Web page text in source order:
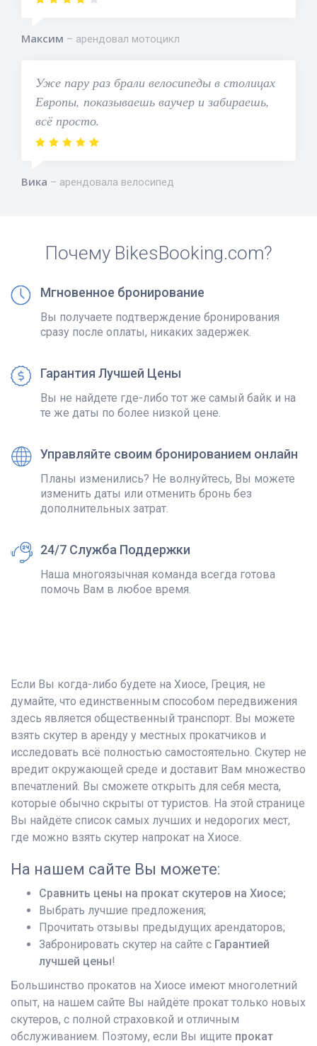
Максим арендовал мотоцикл
Уже пару раз брали велосипеды в столицах
Европы, показываешь ваучер и забираешь,
всё просто.
Вика арендовала велосипед
Почему BikesBooking.com?
Мгновенное бронирование
Вы получаете подтверждение бронирования
сразу после оплаты, никаких задержек.
Гарантия Лучшей Цены
Вы не найдете где-либо тот же самый байк и на
те же даты по более низкой цене.
Управляйте своим бронированием онлайн
Планы изменились? Не волнуйтесь, Вы можете
изменить даты или отменить бронь без
дополнительных затрат.
24/7 Служба Поддержки
Наша многоязычная команда всегда готова
помочь Вам в любое время.
Если Вы когда-либо будете на Хиосе, Греция, не
думайте, что единственным способом передвижения
здесь является общественный транспорт. Вы можете
взять скутер в аренду у местных прокатчиков и
исследовать всё полностью самостоятельно. Скутер не
вредит окружающей среде и доставит Вам множество
впечатлений. Вы сможете открыть для себя места,
которые обычно скрыты от туристов. На этой странице
Вы найдёте список самых лучших и недорогих мест,
где можно взять скутер напрокат на Хиосе.
На нашем сайте Вы можете:
Сравнить цены на прокат скутеров на Хиосе;
Выбрать лучшие предложения;
Прочитать отзывы предыдущих арендаторов;
Забронировать скутер на сайте с Гарантией
лучшей цены!
Большинство прокатов на Хиосе имеют многолетний
опыт, на нашем сайте Вы найдёте прокат только новых
скутеров, с полной страховкой и отличным
обслуживанием. Поэтому, если Вы ищите прокат